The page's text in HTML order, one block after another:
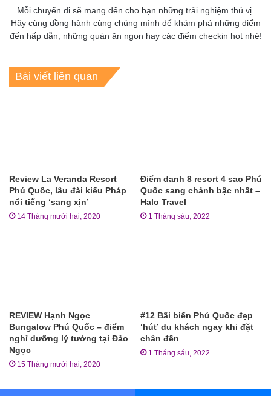
Mỗi chuyến đi sẽ mang đến cho bạn những trải nghiệm thú vị.
Hãy cùng đồng hành cùng chúng mình để khám phá những điểm
đến hấp dẫn, những quán ăn ngon hay các điểm checkin hot nhé!
Bài viết liên quan
Review La Veranda Resort
Phú Quốc, lâu đài kiểu Pháp
nổi tiếng ‘sang xịn’
14 Tháng mười hai, 2020
Điểm danh 8 resort 4 sao Phú
Quốc sang chảnh bậc nhất –
Halo Travel
1 Tháng sáu, 2022
REVIEW Hạnh Ngọc
Bungalow Phú Quốc – điểm
nghỉ dưỡng lý tưởng tại Đảo
Ngọc
15 Tháng mười hai, 2020
#12 Bãi biển Phú Quốc đẹp
‘hút’ du khách ngay khi đặt
chân đến
1 Tháng sáu, 2022